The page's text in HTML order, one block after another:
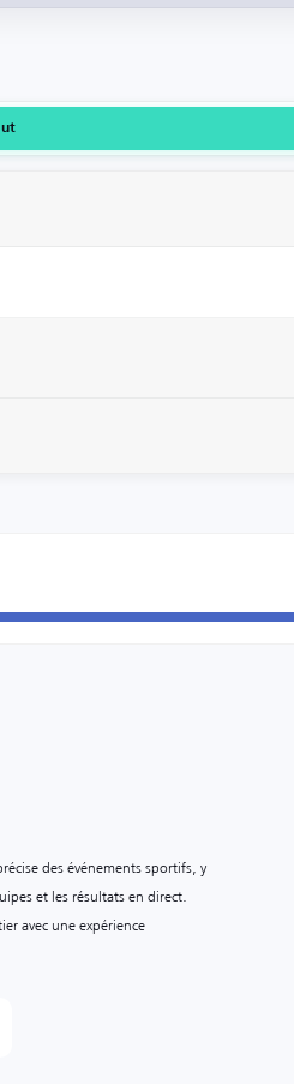
des événements sportifs, y
et les résultats en direct.
avec une expérience